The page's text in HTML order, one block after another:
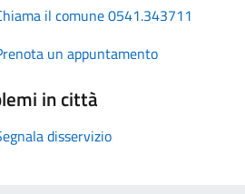
il comune 0541.343711
un appuntamento
in città
disservizio